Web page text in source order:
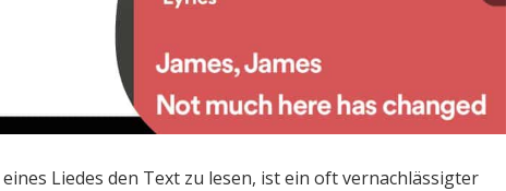
Liedes den Text zu lesen, ist ein oft vernachlässigter